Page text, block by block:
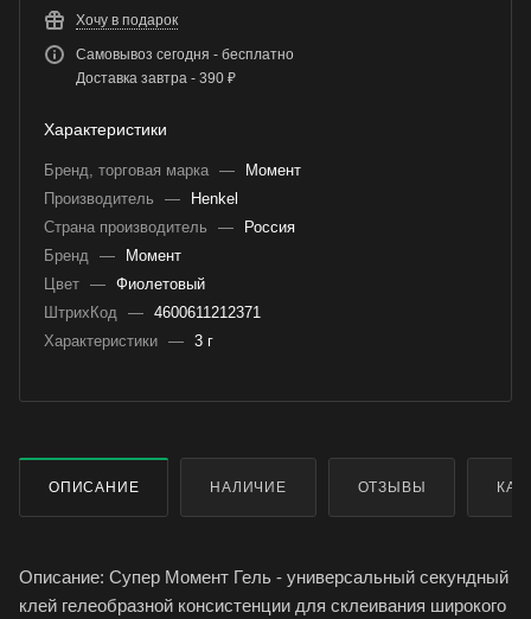
Хочу в подарок
Самовывоз сегодня - бесплатно
Доставка завтра - 390 ₽
Характеристики
Бренд, торговая марка —
Момент
Производитель
—
Henkel
Страна производитель
—
Россия
Бренд —
Момент
Цвет — Фиолетовый
ШтрихКод — 4600611212371
Характеристики — 3 г
ОПИСАНИЕ НАЛИЧИЕ ОТЗЫВЫ
Описание: Супер Момент Гель - универсальный секундный
клей гелеобразной консистенции для склеивания широкого